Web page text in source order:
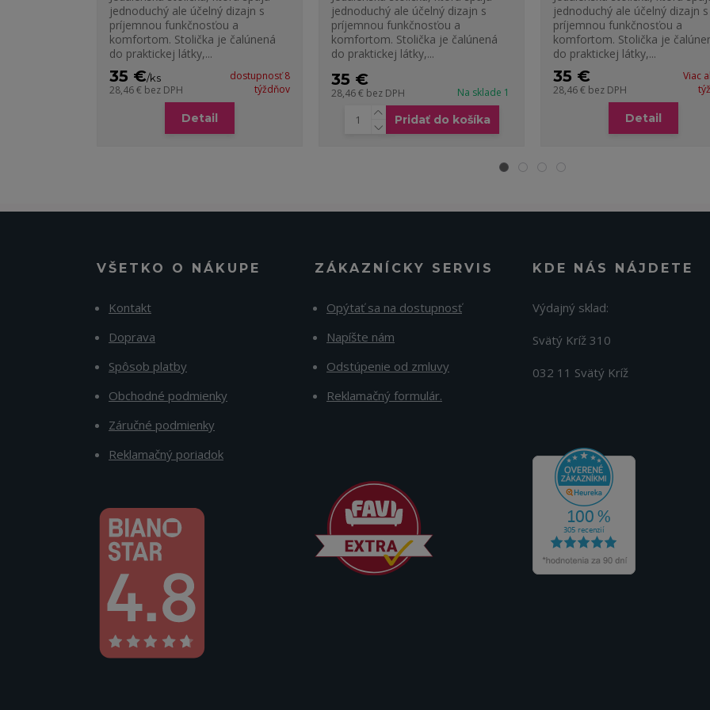
jednoduchý ale účelný dizajn s
príjemnou funkčnosťou a
komfortom. Stolička je čalúnená
do praktickej látky,...
35 €/ks
28,46 € bez DPH
dostupnosť 8
týždňov
Detail
jednoduchý ale účelný dizajn s
príjemnou funkčnosťou a
komfortom. Stolička je čalúnená
do praktickej látky,...
35 €
28,46 € bez DPH Na sklade 1
Pridať do košíka
jednoduchý ale účelný dizajn s
príjemnou funkčnosťou a
komfortom. Stolička je
do praktickej látky,...
35 €
28,46 € bez DPH
Viac
Detail
VŠETKO O NÁKUPE
Kontakt
Doprava
Spôsob platby
Obchodné podmienky
Záručné podmienky
Reklamačný poriadok
ZÁKAZNÍCKY SERVIS
Opýtať sa na dostupnosť
Napíšte nám
Odstúpenie od zmluvy
Reklamačný formulár.
KDE NÁS NÁJDETE
Výdajný sklad:
Svätý Kríž 310
032 11 Svätý Kríž